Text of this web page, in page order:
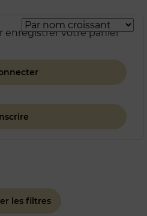
enregistrer votre panier
les filtres